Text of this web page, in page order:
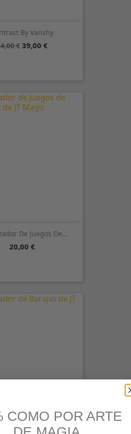
By Vanshy
€ Precio
39,00 €
De Juegos De...
Precio
20,00 €
COMO POR ARTE